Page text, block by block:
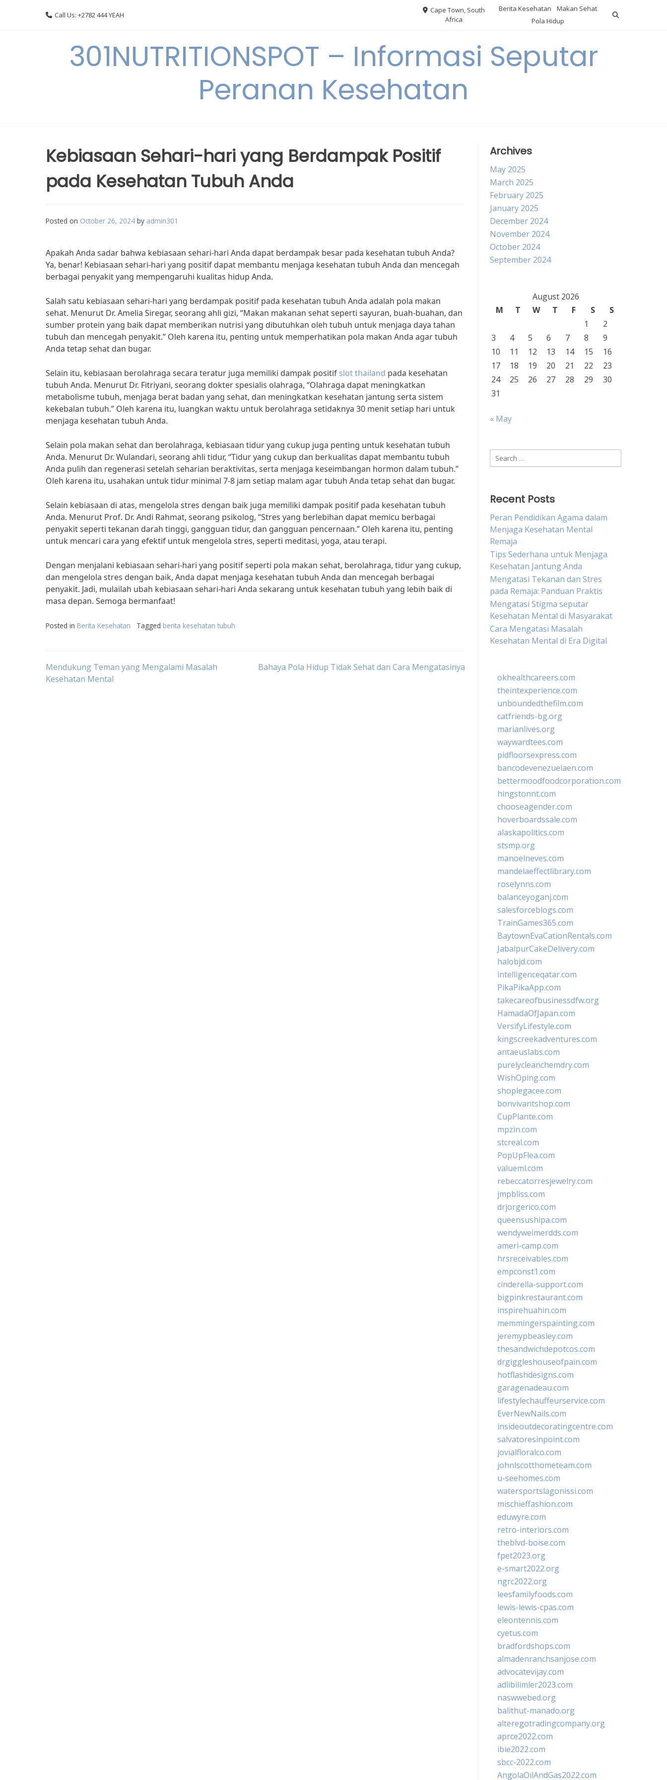
Call Us: +2782 444 YEAH
Cape Town, South
Africa
Berita Kesehatan
Makan Sehat
Pola Hidup
301NUTRITIONSPOT – Informasi Seputar
Peranan Kesehatan
Kebiasaan Sehari-hari yang Berdampak Positif
pada Kesehatan Tubuh Anda
Posted on October 26, 2024 by admin301
Apakah Anda sadar bahwa kebiasaan sehari-hari Anda dapat berdampak besar pada kesehatan tubuh Anda?
Ya, benar! Kebiasaan sehari-hari yang positif dapat membantu menjaga kesehatan tubuh Anda dan mencegah
berbagai penyakit yang mempengaruhi kualitas hidup Anda.
Salah satu kebiasaan sehari-hari yang berdampak positif pada kesehatan tubuh Anda adalah pola makan
sehat. Menurut Dr. Amelia Siregar, seorang ahli gizi, “Makan makanan sehat seperti sayuran, buah-buahan, dan
sumber protein yang baik dapat memberikan nutrisi yang dibutuhkan oleh tubuh untuk menjaga daya tahan
tubuh dan mencegah penyakit.” Oleh karena itu, penting untuk memperhatikan pola makan Anda agar tubuh
Anda tetap sehat dan bugar.
Selain itu, kebiasaan berolahraga secara teratur juga memiliki dampak positif slot thailand pada kesehatan
tubuh Anda. Menurut Dr. Fitriyani, seorang dokter spesialis olahraga, “Olahraga dapat meningkatkan
metabolisme tubuh, menjaga berat badan yang sehat, dan meningkatkan kesehatan jantung serta sistem
kekebalan tubuh.” Oleh karena itu, luangkan waktu untuk berolahraga setidaknya 30 menit setiap hari untuk
menjaga kesehatan tubuh Anda.
Selain pola makan sehat dan berolahraga, kebiasaan tidur yang cukup juga penting untuk kesehatan tubuh
Anda. Menurut Dr. Wulandari, seorang ahli tidur, “Tidur yang cukup dan berkualitas dapat membantu tubuh
Anda pulih dan regenerasi setelah seharian beraktivitas, serta menjaga keseimbangan hormon dalam tubuh.”
Oleh karena itu, usahakan untuk tidur minimal 7-8 jam setiap malam agar tubuh Anda tetap sehat dan bugar.
Selain kebiasaan di atas, mengelola stres dengan baik juga memiliki dampak positif pada kesehatan tubuh
Anda. Menurut Prof. Dr. Andi Rahmat, seorang psikolog, “Stres yang berlebihan dapat memicu berbagai
penyakit seperti tekanan darah tinggi, gangguan tidur, dan gangguan pencernaan.” Oleh karena itu, penting
untuk mencari cara yang efektif untuk mengelola stres, seperti meditasi, yoga, atau terapi.
Dengan menjalani kebiasaan sehari-hari yang positif seperti pola makan sehat, berolahraga, tidur yang cukup,
dan mengelola stres dengan baik, Anda dapat menjaga kesehatan tubuh Anda dan mencegah berbagai
penyakit. Jadi, mulailah ubah kebiasaan sehari-hari Anda sekarang untuk kesehatan tubuh yang lebih baik di
masa depan. Semoga bermanfaat!
Posted in Berita Kesehatan Tagged berita kesehatan tubuh
Post
Mendukung Teman yang Mengalami Masalah
Kesehatan Mental
Bahaya Pola Hidup Tidak Sehat dan Cara Mengatasinya
Archives
May 2025
March 2025
February 2025
January 2025
December 2024
November 2024
October 2024
September 2024
August 2026
M
T W T F S
S
1
2
3
4 5 6 7 8
9
10
11 12 13 14 15
16
17
18 19 20 21 22
23
24
25 26 27 28 29
30
31
« May
Search
for:
Recent Posts
Peran Pendidikan Agama dalam
Menjaga Kesehatan Mental
Remaja
Tips Sederhana untuk Menjaga
Kesehatan Jantung Anda
Mengatasi Tekanan dan Stres
pada Remaja: Panduan Praktis
Mengatasi Stigma seputar
Kesehatan Mental di Masyarakat
Cara Mengatasi Masalah
Kesehatan Mental di Era Digital
okhealthcareers.com
theintexperience.com
unboundedthefilm.com
catfriends-bg.org
marianlives.org
waywardtees.com
pidfloorsexpress.com
bancodevenezuelaen.com
bettermoodfoodcorporation.com
hingstonnt.com
chooseagender.com
hoverboardssale.com
alaskapolitics.com
stsmp.org
manoelneves.com
mandelaeffectlibrary.com
roselynns.com
balanceyoganj.com
salesforceblogs.com
TrainGames365.com
BaytownEvaCationRentals.com
JabalpurCakeDelivery.com
halobjd.com
intelligenceqatar.com
PikaPikaApp.com
takecareofbusinessdfw.org
HamadaOfJapan.com
VersifyLifestyle.com
kingscreekadventures.com
antaeuslabs.com
purelycleanchemdry.com
WishOping.com
shoplegacee.com
bonvivantshop.com
CupPlante.com
mpzin.com
stcreal.com
PopUpFlea.com
valueml.com
rebeccatorresjewelry.com
jmpbliss.com
drjorgerico.com
queensushipa.com
wendyweimerdds.com
ameri-camp.com
hrsreceivables.com
empconst1.com
cinderella-support.com
bigpinkrestaurant.com
inspirehuahin.com
memmingerspainting.com
jeremypbeasley.com
thesandwichdepotcos.com
drgiggleshouseofpain.com
hotflashdesigns.com
garagenadeau.com
lifestylechauffeurservice.com
EverNewNails.com
insideoutdecoratingcentre.com
salvatoresinpoint.com
jovialfloralco.com
johnlscotthometeam.com
u-seehomes.com
watersportslagonissi.com
mischieffashion.com
eduwyre.com
retro-interiors.com
theblvd-boise.com
fpet2023.org
e-smart2022.org
ngrc2022.org
leesfamilyfoods.com
lewis-lewis-cpas.com
eleontennis.com
cyetus.com
bradfordshops.com
almadenranchsanjose.com
advocatevijay.com
adlibilimler2023.com
naswwebed.org
balithut-manado.org
alteregotradingcompany.org
aprce2022.com
ibie2022.com
sbcc-2022.com
AngolaOilAndGas2022.com